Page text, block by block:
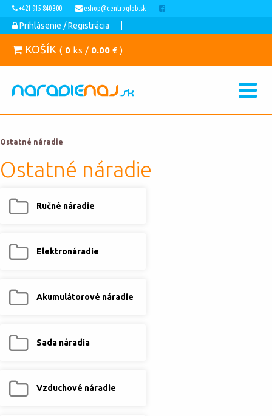
+421 915 840 300 eshop@centroglob.sk
Prihlásenie / Registrácia
KOŠÍK ( 0 ks / 0.00 € )
Ostatné náradie
Ostatné náradie
Ručné náradie
Elektronáradie
Akumulátorové náradie
Sada náradia
Vzduchové náradie